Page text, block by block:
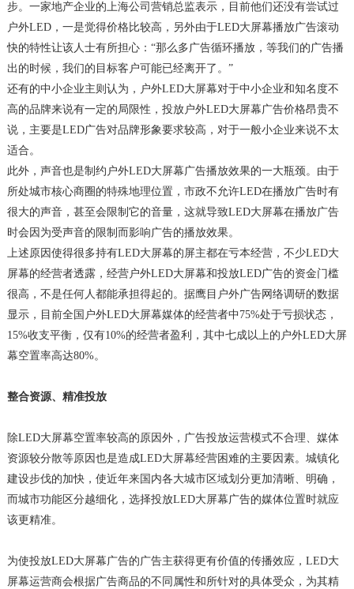
步。一家地产企业的上海公司营销总监表示，目前他们还没有尝试过
户外LED，一是觉得价格比较高，另外由于LED大屏幕播放广告滚动
快的特性让该人士有所担心：“那么多广告循环播放，等我们的广告播
出的时候，我们的目标客户可能已经离开了。”
还有的中小企业主则认为，户外LED大屏幕对于中小企业和知名度不
高的品牌来说有一定的局限性，投放户外LED大屏幕广告价格昂贵不
说，主要是LED广告对品牌形象要求较高，对于一般小企业来说不太
适合。
此外，声音也是制约户外LED大屏幕广告播放效果的一大瓶颈。由于
所处城市核心商圈的特殊地理位置，市政不允许LED在播放广告时有
很大的声音，甚至会限制它的音量，这就导致LED大屏幕在播放广告
时会因为受声音的限制而影响广告的播放效果。
上述原因使得很多持有LED大屏幕的屏主都在亏本经营，不少LED大
屏幕的经营者透露，经营户外LED大屏幕和投放LED广告的资金门槛
很高，不是任何人都能承担得起的。据鹰目户外广告网络调研的数据
显示，目前全国户外LED大屏幕媒体的经营者中75%处于亏损状态，
15%收支平衡，仅有10%的经营者盈利，其中七成以上的户外LED大屏
幕空置率高达80%。
整合资源、精准投放
除LED大屏幕空置率较高的原因外，广告投放运营模式不合理、媒体
资源较分散等原因也是造成LED大屏幕经营困难的主要因素。城镇化
建设步伐的加快，使近年来国内各大城市区域划分更加清晰、明确，
而城市功能区分越细化，选择投放LED大屏幕广告的媒体位置时就应
该更精准。
为使投放LED大屏幕广告的广告主获得更有价值的传播效应，LED大
屏幕运营商会根据广告商品的不同属性和所针对的具体受众，为其精